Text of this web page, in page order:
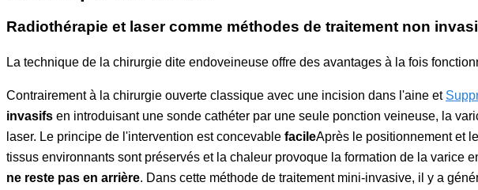
Radiothérapie et laser comme méthodes de traitement non
La technique de la chirurgie dite endoveineuse offre des avantages à la fois
Contrairement à la chirurgie ouverte classique avec une incision dans l'aine et
invasifs en introduisant une sonde cathéter par une seule ponction veineuse, la
laser. Le principe de l'intervention est concevable facileAprès le positionnement et
tissus environnants sont préservés et la chaleur provoque la formation de la varice
ne reste pas en arrière. Dans cette méthode de traitement mini-invasive, il y a